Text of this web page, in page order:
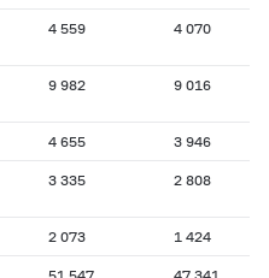
4 559 4 070
9 982 9 016
4 655 3 946
3 335 2 808
2 073 1 424